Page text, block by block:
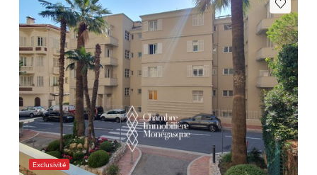
Exclusivité